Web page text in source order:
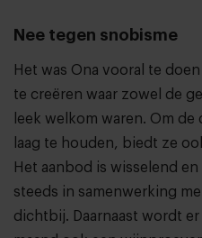
Nee tegen snobisme
Het was Ona vooral te
te creëren waar zowel de
leek welkom waren. Om de
laag te houden, biedt ze
Het aanbod is wisselend
steeds in samenwerking
dichtbij. Daarnaast wordt